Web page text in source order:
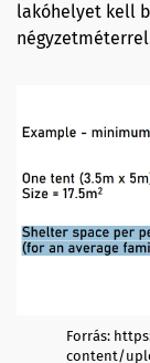
lakóhelyet kell
Forrás:
content/